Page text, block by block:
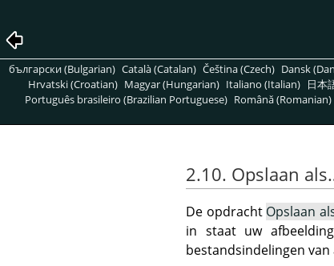
български (Bulgarian) Català (Catalan) Čeština (Czech) Dansk
Hrvatski (Croatian) Magyar (Hungarian) Italiano (Italian) 日本
Português brasileiro (Brazilian Portuguese) Română (Romanian)
2.10. Opslaan
De opdracht Opslaan
in staat uw
bestandsindelingen